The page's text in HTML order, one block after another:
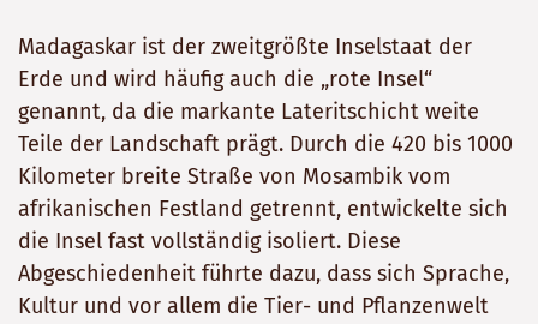
Madagaskar ist der zweitgrößte Inselstaat der
Erde und wird häufig auch die „rote Insel“
genannt, da die markante Lateritschicht weite
Teile der Landschaft prägt. Durch die 420 bis 1000
Kilometer breite Straße von Mosambik vom
afrikanischen Festland getrennt, entwickelte sich
die Insel fast vollständig isoliert. Diese
Abgeschiedenheit führte dazu, dass sich Sprache,
Kultur und vor allem die Tier- und Pflanzenwelt